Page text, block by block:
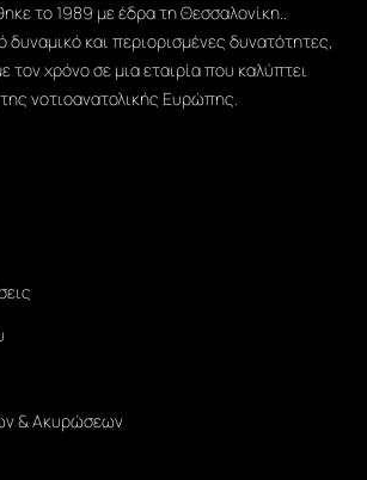
το 1989 με έδρα τη Θεσσαλονίκη..
δυναμικό και περιορισμένες δυνατότητες,
τον χρόνο σε μια εταιρία που καλύπτει
νοτιοανατολικής Ευρώπης.
& Ακυρώσεων